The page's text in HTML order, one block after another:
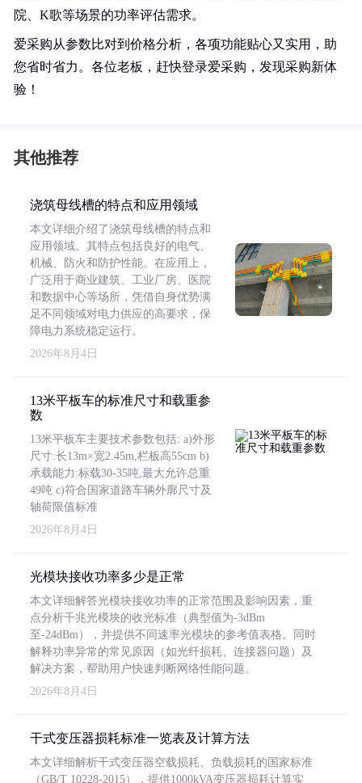
院、K歌等场景的功率评估需求。
爱采购从参数比对到价格分析，各项功能贴心又实用，助
您省时省力。各位老板，赶快登录爱采购，发现采购新体
验！
其他推荐
浇筑母线槽的特点和应用领域
本文详细介绍了浇筑母线槽的特点和
应用领域。其特点包括良好的电气、
机械、防火和防护性能。在应用上，
广泛用于商业建筑、工业厂房、医院
和数据中心等场所，凭借自身优势满
足不同领域对电力供应的高要求，保
障电力系统稳定运行。
2026年8月4日
13米平板车的标准尺寸和载重参
数
13米平板车主要技术参数包括: a)外形
尺寸:长13m×宽2.45m,栏板高55cm b)
承载能力:标载30-35吨,最大允许总重
49吨 c)符合国家道路车辆外廓尺寸及
轴荷限值标准
2026年8月4日
光模块接收功率多少是正常
本文详细解答光模块接收功率的正常范围及影响因素，重
点分析千兆光模块的收光标准（典型值为-3dBm
至-24dBm），并提供不同速率光模块的参考值表格。同时
解释功率异常的常见原因（如光纤损耗、连接器问题）及
解决方案，帮助用户快速判断网络性能问题。
2026年8月4日
干式变压器损耗标准一览表及计算方法
本文详细解析干式变压器空载损耗、负载损耗的国家标准
（GB/T 10228-2015），提供1000kVA变压器损耗计算实